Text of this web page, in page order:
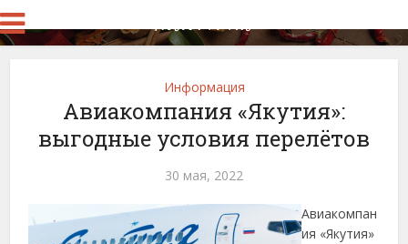
Информация
Авиакомпания «Якутия»:
выгодные условия перелётов
30 мая, 2022
Авиакомпан
ия «Якутия»